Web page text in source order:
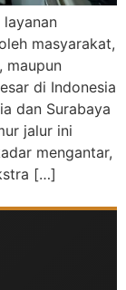
layanan
masyarakat,
maupun
di Indonesia
dan Surabaya
jalur ini
mengantar,
[…]